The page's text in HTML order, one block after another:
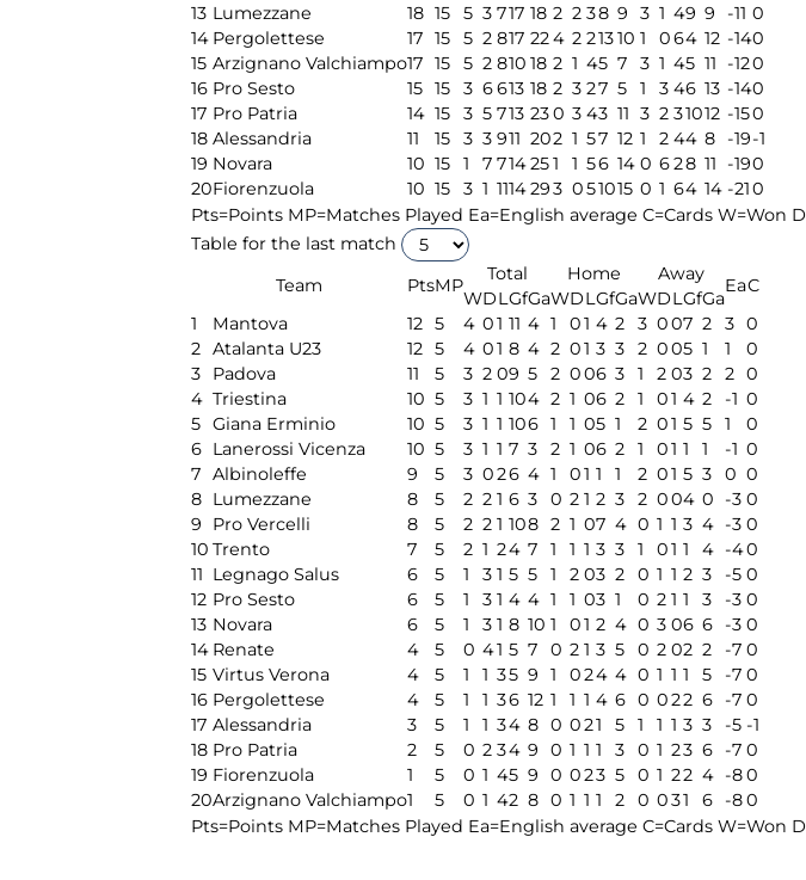
13 Lumezzane 18 15 5 3 717 18 2 2 38 9 3 1 49 9 -11 0
14 Pergolettese 17 15 5 2 817 224 2 21310 1 064 12 -140
15 Arzignano Valchiampo17 15 5 2 810 18 2 1 45 7 3 1 45 11 -120
16 Pro Sesto 15 15 3 6613 18 2 3 27 5 1 3 46 13 -140
17 Pro Patria 14 15 3 5 713 230 3 43 11 3 2 31012 -150
18 Alessandria 11 15 3 3 911 202 1 57 12 1 2 44 8 -19-1
19 Novara 10 15 1 7 714251 1 56 14 0 628 11 -190
20Fiorenzuola 10 15 3 1 1114293 051015 0 1 64 14 -210
Pts=Points MP=Matches Played Ea=English average C=Cards W=Won
Table for the last match
Team
PtsMP
Total Home Away
EaC
WDLGfGaWDLGfGaWDLGfGa
1
Mantova 12 5 4 01 11 4 1 01 4 2 3 007 2 3 0
2 Atalanta U23 12 5 4 01 8 4 2 01 3 3 2 005 1 1
0
3
Padova 11 5 3 2 09 5 2 006 3 1 2 03 2 2 0
4 Triestina 10 5 3 1 1 104 2 1 06 2 1 01 4 2 -1 0
5 Giana Erminio 10 5 3 1 1 106 1 1 05 1 2 01 5 5 1
0
6 Lanerossi Vicenza 10 5 3 1 1 7 3 2 1 06 2 1 01 1 1 -1 0
7 Albinoleffe 9 5 3 026 4 1 01 1 1 2 01 5 3 0 0
8 Lumezzane 8 5 2 2 1 6 3 0 2 1 2 3 2 004 0 -3 0
9
Pro Vercelli 8 5 2 2 1 108 2 1 07 4 0 1 1 3 4 -3 0
10 Trento 7 5 2 1 24 7 1 1 1 3 3 1 01 1 4 -40
11 Legnago Salus 6 5 1 3 1 5 5 1 2 03 2 0 1 1 2 3 -5 0
12 Pro Sesto 6 5 1 3 1 4 4 1 1 03 1 0 2 1 1 3 -3 0
13 Novara 6 5 1 3 1 8 10 1 01 2 4 0 3 06 6 -3 0
14 Renate 4 5 0 41 5 7 0 2 1 3 5 0 2 02 2 -7 0
15 Virtus Verona 4 5 1 1 35 9 1 024 4 0 1 1 1 5 -7 0
16 Pergolettese 4 5 1 1 36 12 1 1 1 4 6 0 022 6 -7 0
17 Alessandria 3 5 1 1 34 8 0 021 5 1 1 1 3 3 -5 -1
18 Pro Patria 2 5 0 2 34 9 0 1 1 1 3 0 1 23 6 -7 0
19 Fiorenzuola 1 5 0 1 45 9 0 023 5 0 1 22 4 -80
20Arzignano Valchiampo1 5 0 1 42 8 0 1 1 1 2 0 031 6 -80
Pts=Points MP=Matches Played Ea=English average C=Cards W=Won